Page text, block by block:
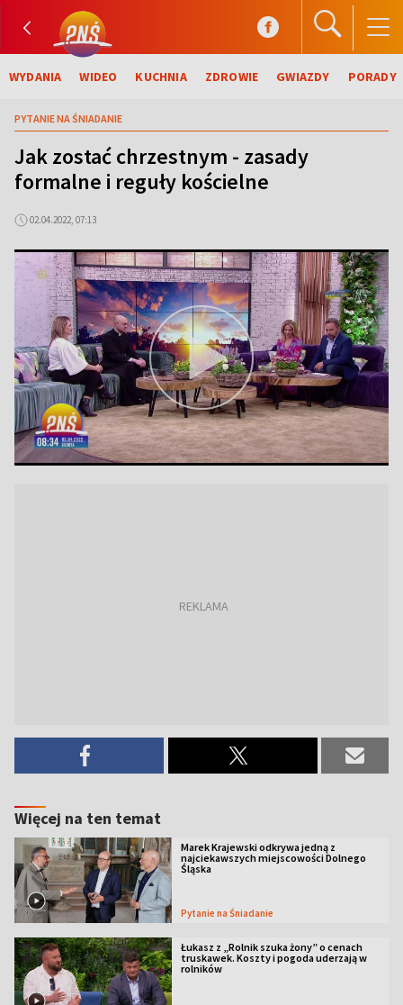
WYDANIA WIDEO KUCHNIA ZDROWIE GWIAZDY PORADY
PYTANIE NA ŚNIADANIE
Jak zostać chrzestnym - zasady
formalne i reguły kościelne
02.04.2022, 07:13
Więcej na ten temat
Marek Krajewski odkrywa jedną z
najciekawszych miejscowości Dolnego
Śląska
Pytanie na Śniadanie
Łukasz z „Rolnik szuka żony” o cenach
truskawek. Koszty i pogoda uderzają w
rolników